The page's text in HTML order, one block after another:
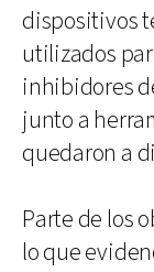
dispositivos
utilizados
inhibidores
junto a
quedaron a
Parte de los
lo que